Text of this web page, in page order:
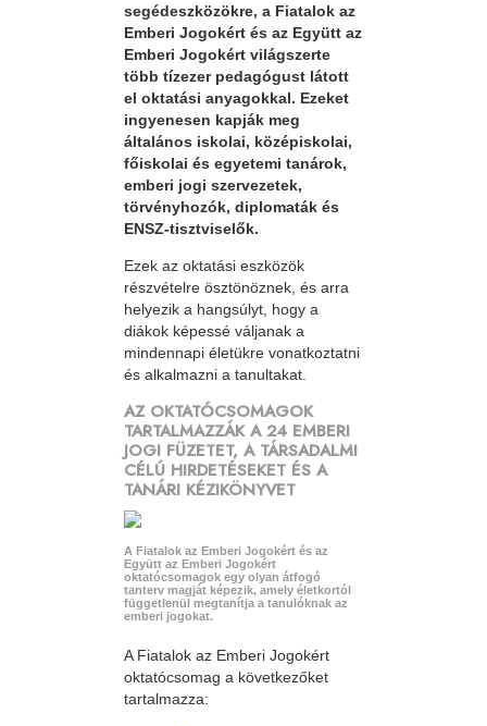
segédeszközökre, a Fiatalok az
Emberi Jogokért és az Együtt az
Emberi Jogokért világszerte
több tízezer pedagógust látott
el oktatási anyagokkal. Ezeket
ingyenesen kapják meg
általános iskolai, középiskolai,
főiskolai és egyetemi tanárok,
emberi jogi szervezetek,
törvényhozók, diplomaták és
ENSZ-tisztviselők.
Ezek az oktatási eszközök
részvételre ösztönöznek, és arra
helyezik a hangsúlyt, hogy a
diákok képessé váljanak a
mindennapi életükre vonatkoztatni
és alkalmazni a tanultakat.
AZ OKTATÓCSOMAGOK
TARTALMAZZÁK A 24 EMBERI
JOGI FÜZETET, A TÁRSADALMI
CÉLÚ HIRDETÉSEKET ÉS A
TANÁRI KÉZIKÖNYVET
A Fiatalok az Emberi Jogokért és az
Együtt az Emberi Jogokért
oktatócsomagok egy olyan átfogó
tanterv magját képezik, amely életkortól
függetlenül megtanítja a tanulóknak az
emberi jogokat.
A Fiatalok az Emberi Jogokért
oktatócsomag a következőket
tartalmazza: